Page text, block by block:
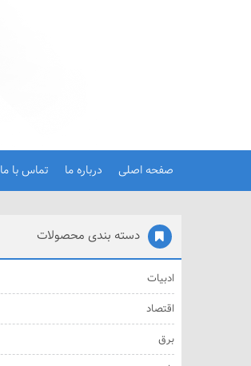
صفحه اصلی درباره ما تماس با ما
دسته بندی محصولات
ادبیات
اقتصاد
برق